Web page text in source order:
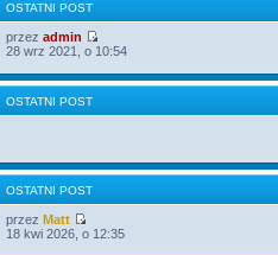
OSTATNI POST
przez admin
28 wrz 2021, o 10:54
OSTATNI POST
OSTATNI POST
przez Matt
18 kwi 2026, o 12:35